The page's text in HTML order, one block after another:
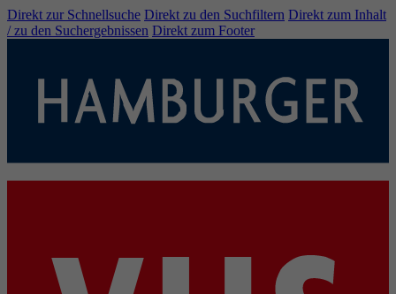
Direkt zur Schnellsuche Direkt zu den Suchfiltern Direkt zum Inhalt
/ zu den Suchergebnissen Direkt zum Footer